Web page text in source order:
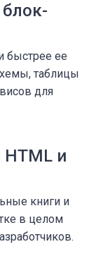
быстрее ее
таблицы
для
и
книги и
в целом